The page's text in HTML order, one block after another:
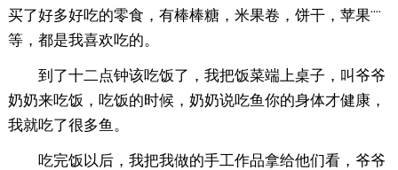
买了好多好吃的零食，有棒棒糖，米果卷，饼干，苹果¨¨
等，都是我喜欢吃的。
到了十二点钟该吃饭了，我把饭菜端上桌子，叫爷爷
奶奶来吃饭，吃饭的时候，奶奶说吃鱼你的身体才健康，
我就吃了很多鱼。
吃完饭以后，我把我做的手工作品拿给他们看，爷爷